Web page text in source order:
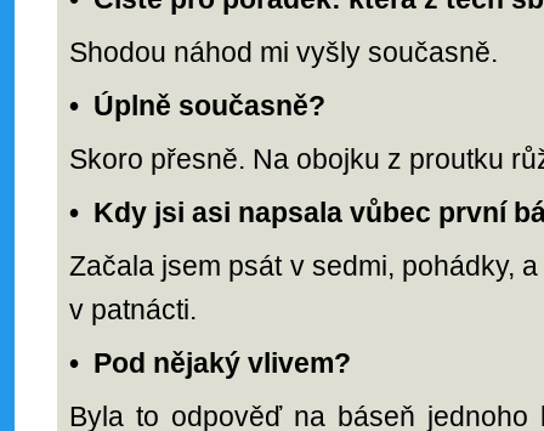
Shodou náhod mi vyšly současně.
• Úplně současně?
Skoro přesně. Na obojku z proutku
• Kdy jsi asi napsala vůbec první
Začala jsem psát v sedmi, pohádky,
v patnácti.
• Pod nějaký vlivem?
Byla to odpověď na báseň